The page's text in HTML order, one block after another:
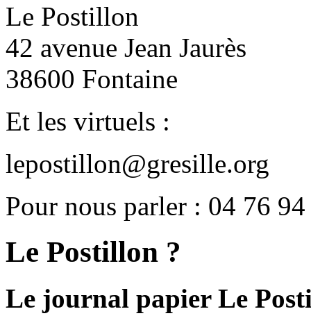
Le Postillon
42 avenue Jean Jaurès
38600 Fontaine
Et les virtuels :
lepostillon@gresille.org
Pour nous parler : 04 76
Le Postillon ?
Le journal papier Le